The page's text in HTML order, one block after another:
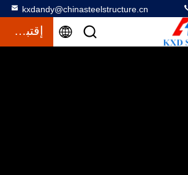
kxdandy@chinasteelstructure.cn
إقتباس